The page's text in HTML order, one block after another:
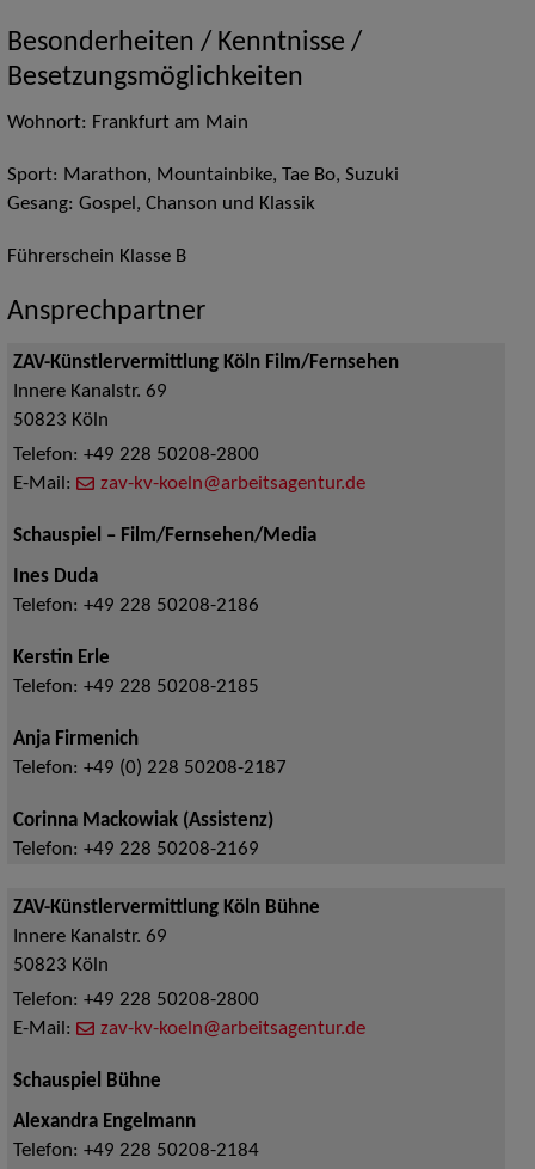
Besonderheiten / Kenntnisse /
Besetzungsmöglichkeiten
Wohnort: Frankfurt am Main
Sport: Marathon, Mountainbike, Tae Bo, Suzuki
Gesang: Gospel, Chanson und Klassik
Führerschein Klasse B
Ansprechpartner
ZAV-Künstlervermittlung Köln Film/Fernsehen
Innere Kanalstr. 69
50823 Köln
Telefon: +49 228 50208-2800
E-Mail:
zav-kv-koeln@arbeitsagentur.de
Schauspiel – Film/Fernsehen/Media
Ines Duda
Telefon: +49 228 50208-2186
Kerstin Erle
Telefon: +49 228 50208-2185
Anja Firmenich
Telefon: +49 (0) 228 50208-2187
Corinna Mackowiak (Assistenz)
Telefon: +49 228 50208-2169
ZAV-Künstlervermittlung Köln Bühne
Innere Kanalstr. 69
50823 Köln
Telefon: +49 228 50208-2800
E-Mail:
zav-kv-koeln@arbeitsagentur.de
Schauspiel Bühne
Alexandra Engelmann
Telefon: +49 228 50208-2184